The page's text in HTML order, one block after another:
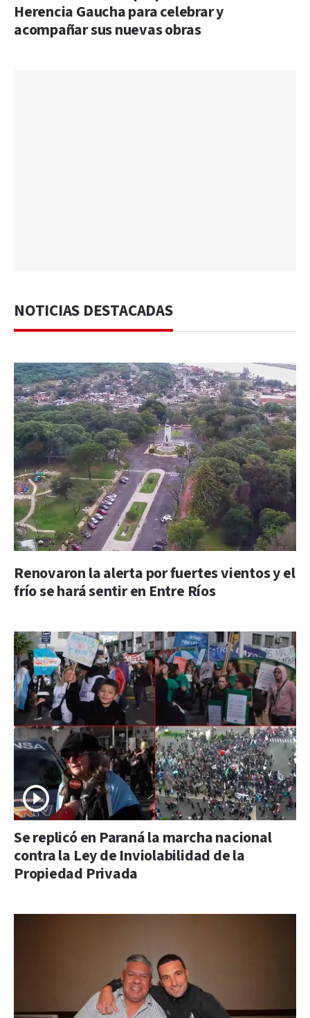
Herencia Gaucha para celebrar y
acompañar sus nuevas obras
NOTICIAS DESTACADAS
Renovaron la alerta por fuertes vientos y el
frío se hará sentir en Entre Ríos
Se replicó en Paraná la marcha nacional
contra la Ley de Inviolabilidad de la
Propiedad Privada